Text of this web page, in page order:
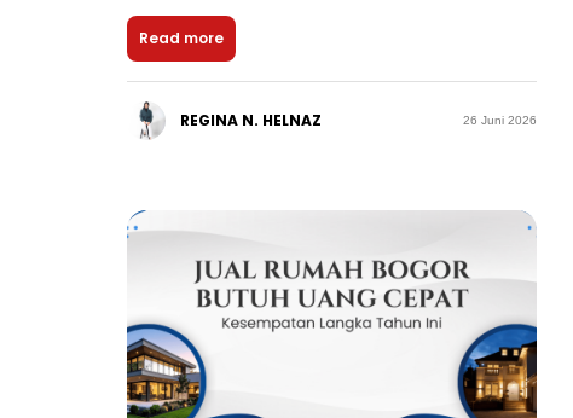
Read more
REGINA N. HELNAZ 26 Juni 2026